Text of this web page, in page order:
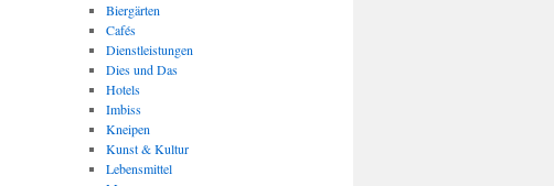
Biergärten
Cafés
Dienstleistungen
Dies und Das
Hotels
Imbiss
Kneipen
Kunst & Kultur
Lebensmittel